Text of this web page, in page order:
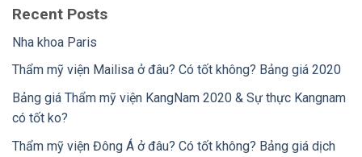
Recent Posts
Nha khoa Paris
Thẩm mỹ viện Mailisa ở đâu? Có tốt không? Bảng giá 2020
Bảng giá Thẩm mỹ viện KangNam 2020 & Sự thực Kangnam
có tốt ko?
Thẩm mỹ viện Đông Á ở đâu? Có tốt không? Bảng giá dịch